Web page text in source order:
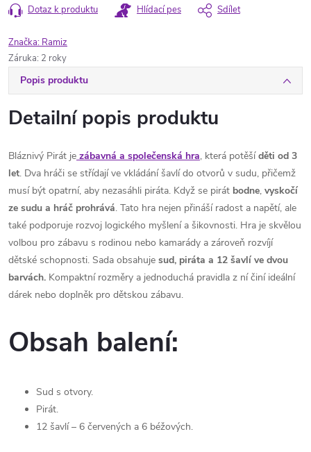
Dotaz k produktu Hlídací pes Sdílet
Značka: Ramiz
Záruka: 2 roky
Popis produktu
Detailní popis produktu
Bláznivý Pirát je zábavná a společenská hra, která potěšíděti od 3
let. Dva hráči se střídají ve vkládání šavlí do otvorů v sudu, přičemž
musí být opatrní, aby nezasáhli piráta. Když se pirát bodne, vyskočí
ze sudu a hráč prohrává. Tato hra nejen přináší radost a napětí, ale
také podporuje rozvoj logického myšlení a šikovnosti. Hra je skvělou
volbou pro zábavu s rodinou nebo kamarády a zároveň rozvíjí
dětské schopnosti. Sada obsahuje sud, piráta a 12 šavlí ve dvou
barvách. Kompaktní rozměry a jednoduchá pravidla z ní činí ideální
dárek nebo doplněk pro dětskou zábavu.
Obsah balení:
Sud s otvory.
Pirát.
12 šavlí – 6 červených a 6 béžových.